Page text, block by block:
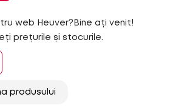
web Heuver?Bine ați venit!
prețurile și stocurile.
produsului